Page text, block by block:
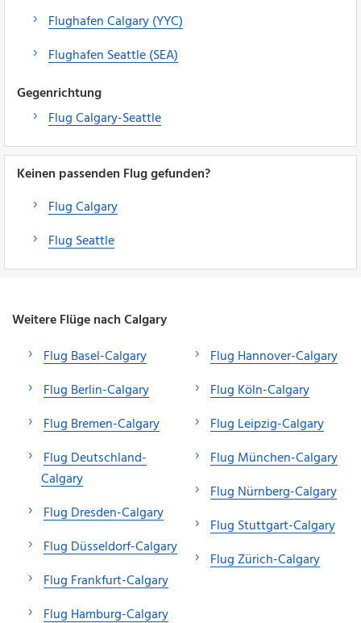
Flughafen Calgary (YYC)
Flughafen Seattle (SEA)
Gegenrichtung
Flug Calgary-Seattle
Keinen passenden Flug gefunden?
Flug Calgary
Flug Seattle
Weitere Flüge nach Calgary
Flug Basel-Calgary
Flug Berlin-Calgary
Flug Bremen-Calgary
Flug Deutschland-
Calgary
Flug Dresden-Calgary
Flug Düsseldorf-Calgary
Flug Frankfurt-Calgary
Flug Hamburg-Calgary
Flug Hannover-Calgary
Flug Köln-Calgary
Flug Leipzig-Calgary
Flug München-Calgary
Flug Nürnberg-Calgary
Flug Stuttgart-Calgary
Flug Zürich-Calgary